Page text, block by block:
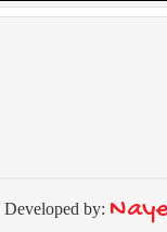
Developed by: